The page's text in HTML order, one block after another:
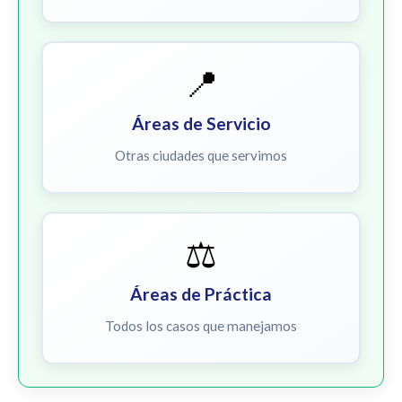
📍
Áreas de Servicio
Otras ciudades que servimos
⚖️
Áreas de Práctica
Todos los casos que manejamos